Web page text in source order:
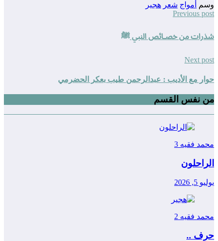
وسم
أمواج شعر هجير
Previous post
شذرات من خصـائص النبي ﷺ
Next post
حوار مع الأديب : عبدالرحمن طيب بعكر الحضرمي
من نفس القسم
محمد فقيه 3
الراحلون
يوليو 5, 2026
محمد فقيه 2
حرف ..